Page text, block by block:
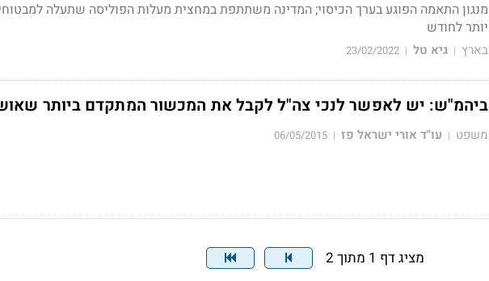
יותר לחודש
בארץ | גיא טל |
23/02/2022
ביהמ"ש: יש לאפשר לנכי צה"ל לקבל את המכשור המתקדם ביותר
משפט | עו"ד אורי ישראל פז |
06/05/2015
מציג דף 1 מתוך 2